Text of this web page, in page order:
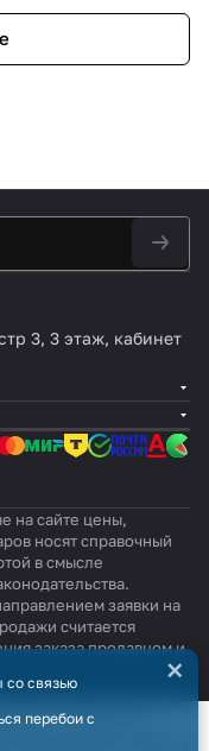
3, 3 этаж, кабинет
на сайте цены,
носят справочный
в смысле
заявки на
считается
заказа продавцом и
связью
перебои с
×
согласие на
сайта и